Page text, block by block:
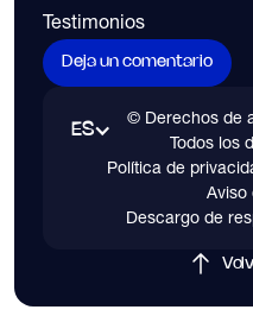
Testimonios
Deja un comentario
ES
© Derechos de
Todos los
Política de
Aviso
Descargo de